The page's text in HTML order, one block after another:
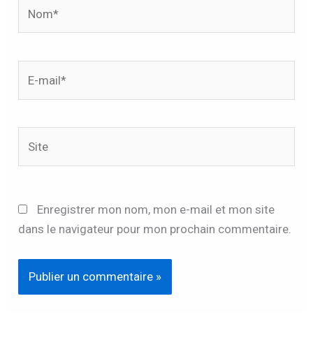
Enregistrer mon nom, mon e-mail et mon site
dans le navigateur pour mon prochain commentaire.